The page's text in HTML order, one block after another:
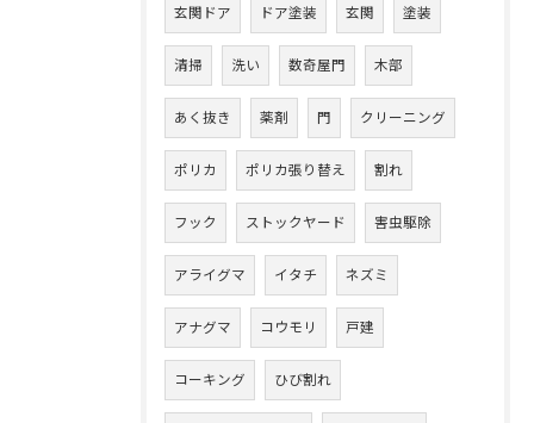
玄関ドア ドア塗装 玄関 塗装
清掃 洗い 数奇屋門 木部
あく抜き 薬剤 門 クリーニング
ポリカ ポリカ張り替え 割れ
フック ストックヤード 害虫駆除
アライグマ イタチ ネズミ
アナグマ コウモリ 戸建
コーキング ひび割れ